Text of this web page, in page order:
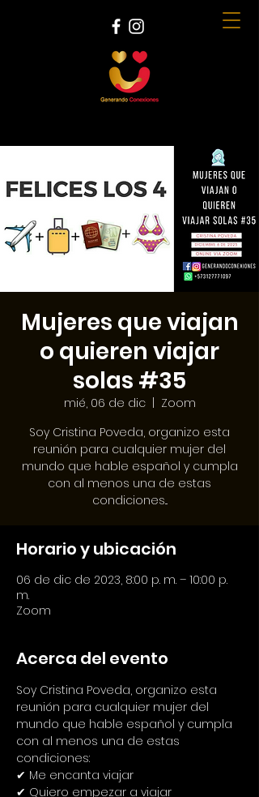
Mujeres que viajan
o quieren viajar
solas #35
mié, 06 de dic
  |
Zoom
Soy Cristina Poveda, organizo esta
reunión para cualquier mujer del
mundo que hable español y cumpla
con al menos una de estas
condiciones...
Horario y ubicación
06 de dic de 2023, 8:00 p. m. – 10:00 p.
m.
Zoom
Acerca del evento
Soy Cristina Poveda, organizo esta
reunión para cualquier mujer del
mundo que hable español y cumpla
con al menos una de estas
condiciones:
✔ Me encanta viajar
✔ Quiero empezar a viajar